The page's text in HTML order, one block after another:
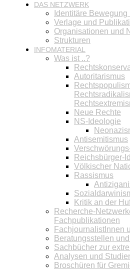
DAS NETZWERK
Identitäre
Verlage und
Organisationen und
Strukturen
INFOMATERIAL
Was ist ..?
Autoritarismus
Neue Rechte
NS-Ideologie
Antisemitismus
Reichsbürger-
Völkischer
Rassismus
Kritik an der
Recherche-
Fachpublikationen
FachjournalistInnen
Beratungsstellen
Sachbücher zur
Analysen und
Broschüren für